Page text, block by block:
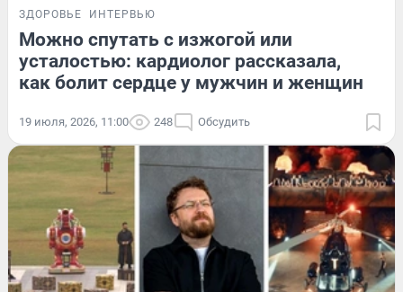
ЗДОРОВЬЕ ИНТЕРВЬЮ
Можно спутать с изжогой или
усталостью: кардиолог рассказала,
как болит сердце у мужчин и женщин
19 июля, 2026, 11:00 248 Обсудить